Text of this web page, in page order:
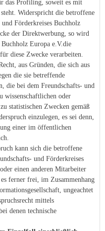
das Profiling, soweit es mit
Widerspricht die betroffene
und Förderkreises Buchholz
der Direktwerbung, so wird
Europa e.V.die
diese Zwecke verarbeiten.
aus Gründen, die sich aus
die sie betreffende
die bei dem Freundschafts- und
wissenschaftlichen oder
statistischen Zwecken gemäß
einzulegen, es sei denn,
einer im öffentlichen
kann sich die betroffene
und Förderkreises
einen anderen Mitarbeiter
ferner frei, im Zusammenhang
ungeachtet
mittels
denen technische